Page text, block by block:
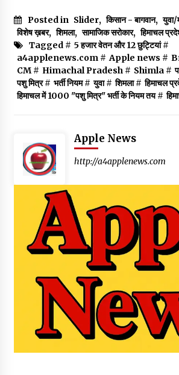
Posted in Slider, किसान - बागवान,
विशेष ख़बर, शिमला, सामाजिक सरोकार, हिमाचल
Tagged # 5 हजार वेतन और 12 छुट्टियां#
a4applenews.com# Apple news #
CM# Himachal Pradesh# Shimla#
पशु मित्र# भर्ती नियम# युवा# शिमला# हिमाचल
हिमाचल में 1000 "पशु मित्र" भर्ती के नियम तय#
Apple News
http://a4applenews.com